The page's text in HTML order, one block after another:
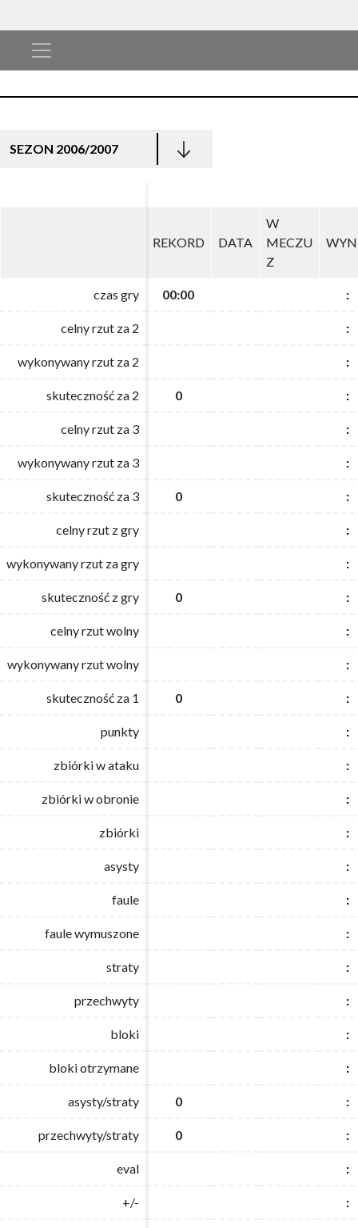
SEZON 2006/2007
REKORD DATA
W
MECZU
Z
czas gry 00:00 :
celny rzut za 2 :
wykonywany rzut za 2 :
skuteczność za 2 0 :
celny rzut za 3 :
wykonywany rzut za 3 :
skuteczność za 3 0 :
celny rzut z gry :
wykonywany rzut za gry :
skuteczność z gry 0 :
celny rzut wolny :
wykonywany rzut wolny :
skuteczność za 1 0 :
punkty :
zbiórki w ataku :
zbiórki w obronie :
zbiórki :
asysty :
faule :
faule wymuszone :
straty :
przechwyty :
bloki :
bloki otrzymane :
asysty/straty 0 :
przechwyty/straty 0 :
eval :
+/- :
REKORD DATA
W
MECZU
Z
czas gry 00:00 :
celny rzut za 2 :
wykonywany rzut za 2 :
skuteczność za 2 0 :
celny rzut za 3 :
wykonywany rzut za 3 :
skuteczność za 3 0 :
celny rzut z gry :
wykonywany rzut za gry :
skuteczność z gry 0 :
celny rzut wolny :
wykonywany rzut wolny :
skuteczność za 1 0 :
punkty :
zbiórki w ataku :
zbiórki w obronie :
zbiórki :
asysty :
faule :
faule wymuszone :
straty :
przechwyty :
bloki :
bloki otrzymane :
asysty/straty 0 :
przechwyty/straty 0 :
eval :
+/- :